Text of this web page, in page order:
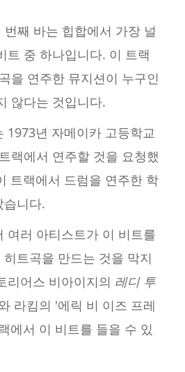
째 바는 힙합에서 가장 널
트 중 하나입니다. 이 트랙
을 연주한 뮤지션이 누구인
않다는 것입니다.
1973년 자메이카 고등학교
랙에서 연주할 것을 요청했
트랙에서 드럼을 연주한 학
습니다.
여러 아티스트가 이 비트를
트곡을 만드는 것을 막지
리어스 비아이지의 레디 투
라킴의 '에릭 비 이즈 프레
에서 이 비트를 들을 수 있